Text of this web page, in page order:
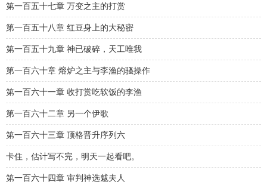
第一百五十七章 万变之主的打赏
第一百五十八章 红豆身上的大秘密
第一百五十九章 神已破碎，天工唯我
第一百六十章 熔炉之主与李渔的骚操作
第一百六十一章 收打赏吃软饭的李渔
第一百六十二章 另一个伊歌
第一百六十三章 顶格晋升序列六
卡住，估计写不完，明天一起看吧。
第一百六十四章 审判神选魃夫人